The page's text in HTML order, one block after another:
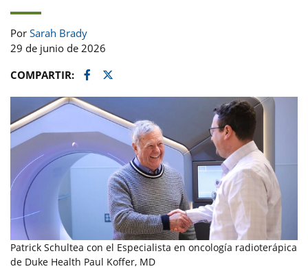
Por Sarah Brady
29 de junio de 2026
COMPARTIR:
Facebook
Twitter
Patrick Schultea con el Especialista en oncología radioterápica
de Duke Health Paul Koffer, MD